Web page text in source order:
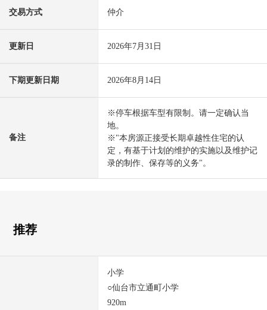
交易方式 仲介
更新日 2026年7月31日
下期更新日期 2026年8月14日
备注
※停车根据车型有限制。请一定确认当
地。
※"本房源正接受长期卓越性住宅的认
定，有基于计划的维护的实施以及维护记
录的制作、保存等的义务"。
推荐
小学
○仙台市立通町小学
920m